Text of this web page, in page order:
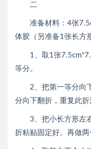
二
准备材料：4张
体胶（另准备1张长方
1、取1张
等分。
2、把第一等分向下
分向下翻折，重复此折
3、把小长方形左右
折粘贴固定好。再做两